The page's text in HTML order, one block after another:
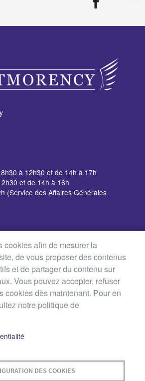
à 12h30 et de 14h à 17h
et de 14h à 16h
(Service des Affaires Générales
cookies afin de mesurer la
de vous proposer des contenus
et de partager du contenu sur
Vous pouvez accepter, refuser
cookies dès maintenant. Pour en
notre politique de
DES COOKIES
CONTACT MENTIONS LÉGALES